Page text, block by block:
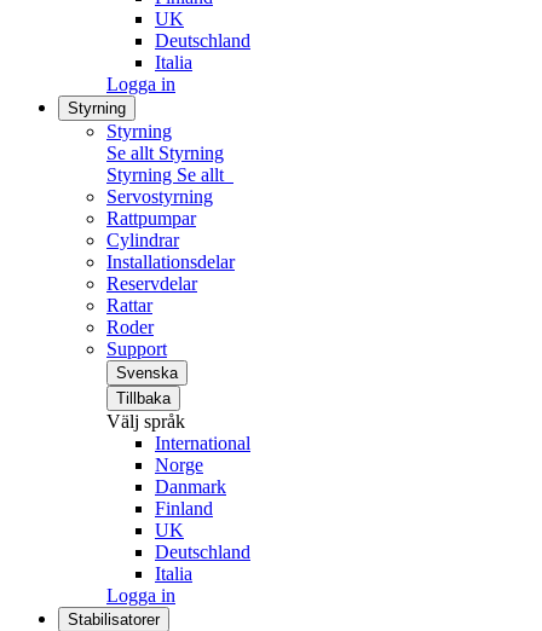
UK
Deutschland
Italia
Logga in
Styrning
Styrning
Se allt Styrning
Styrning Se allt
Servostyrning
Rattpumpar
Cylindrar
Installationsdelar
Reservdelar
Rattar
Roder
Support
Svenska
Tillbaka
Välj språk
International
Norge
Danmark
Finland
UK
Deutschland
Italia
Logga in
Stabilisatorer